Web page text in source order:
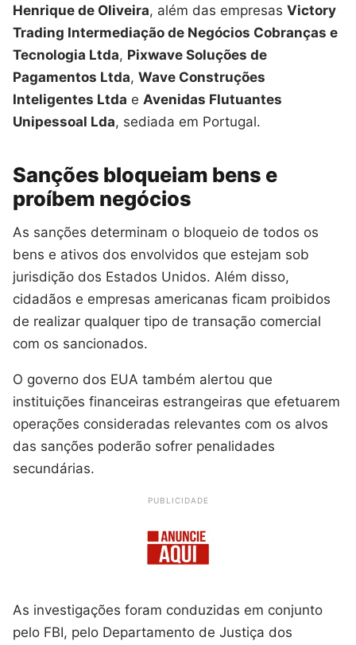
Henrique de Oliveira, além das empresas Victory
Trading Intermediação de Negócios Cobranças e
Tecnologia Ltda, Pixwave Soluções de
Pagamentos Ltda, Wave Construções
Inteligentes Ltda e Avenidas Flutuantes
Unipessoal Lda, sediada em Portugal.
Sanções bloqueiam bens e
proíbem negócios
As sanções determinam o bloqueio de todos os
bens e ativos dos envolvidos que estejam sob
jurisdição dos Estados Unidos. Além disso,
cidadãos e empresas americanas ficam proibidos
de realizar qualquer tipo de transação comercial
com os sancionados.
O governo dos EUA também alertou que
instituições financeiras estrangeiras que efetuarem
operações consideradas relevantes com os alvos
das sanções poderão sofrer penalidades
secundárias.
PUBLICIDADE
As investigações foram conduzidas em conjunto
pelo FBI, pelo Departamento de Justiça dos